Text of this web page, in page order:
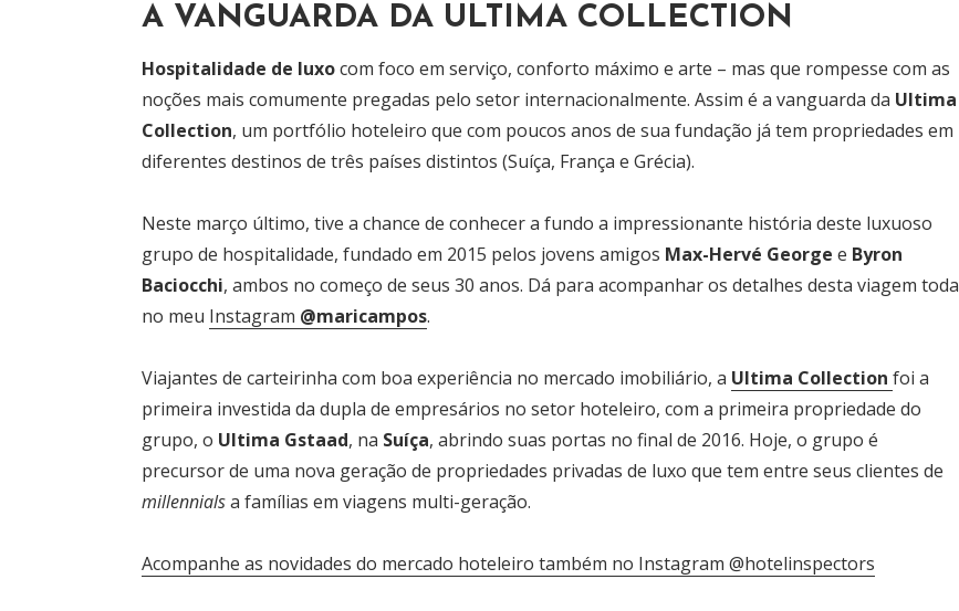
A VANGUARDA DA ULTIMA COLLECTION
Hospitalidade de luxocom foco em serviço, conforto máximo e arte – mas que rompesse com as
noções mais comumente pregadas pelo setor internacionalmente. Assim é a vanguarda da Ultima
Collection, um portfólio hoteleiro que com poucos anos de sua fundação já tem propriedades em
diferentes destinos de três países distintos (Suíça, França e Grécia).
Neste março último, tive a chance de conhecer a fundo a impressionante história deste luxuoso
grupo de hospitalidade, fundado em 2015 pelos jovens amigos Max-Hervé George e Byron
Baciocchi, ambos no começo de seus 30 anos. Dá para acompanhar os detalhes desta viagem toda
no meu Instagram @maricampos.
Viajantes de carteirinha com boa experiência no mercado imobiliário, a Ultima Collection foi a
primeira investida da dupla de empresários no setor hoteleiro, com a primeira propriedade do
grupo, o Ultima Gstaad, na Suíça, abrindo suas portas no final de 2016. Hoje, o grupo é
precursor de uma nova geração de propriedades privadas de luxo que tem entre seus clientes de
millennialsa famílias em viagens multi-geração.
Acompanhe as novidades do mercado hoteleiro também no Instagram @hotelinspectors